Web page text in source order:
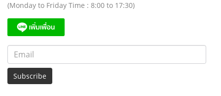
(Monday to Friday Time : 8:00 to 17:30)
Subscribe